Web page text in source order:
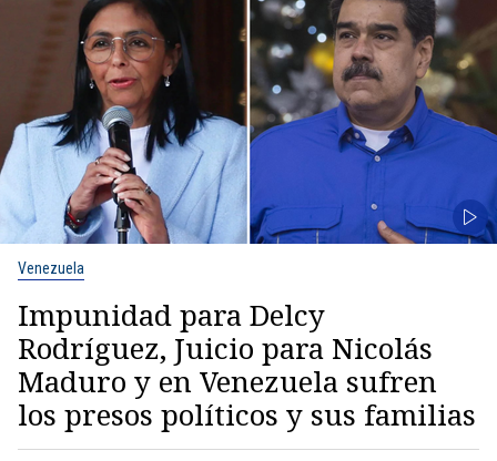
Venezuela
Impunidad para Delcy
Rodríguez, Juicio para Nicolás
Maduro y en Venezuela sufren
los presos políticos y sus familias